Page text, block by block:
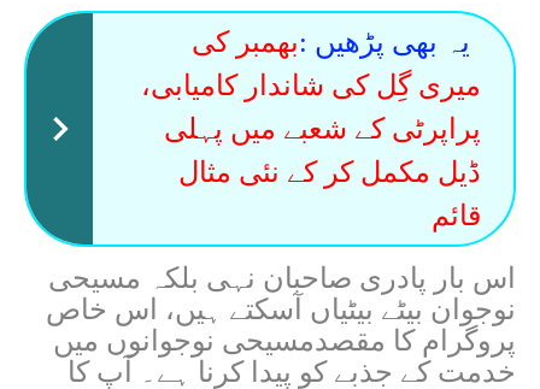
یہ بھی پڑھیں :بھمبر کی
میری گِل کی شاندار کامیابی،
پراپرٹی کے شعبے میں پہلی
ڈیل مکمل کر کے نئی مثال
قائم
اس بار پادری صاحبان نہی بلکہ مسیحی
نوجوان بیٹے بیٹیاں آسکتے ہیں، اس خاص
پروگرام کا مقصدمسیحی نوجوانوں میں
خدمت کے جذبے کو پیدا کرنا ہے۔ آپ کا